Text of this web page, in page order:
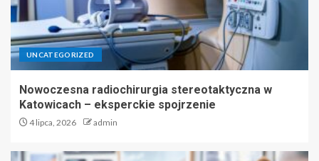
UNCATEGORIZED
Nowoczesna radiochirurgia stereotaktyczna w
Katowicach – eksperckie spojrzenie
4 lipca, 2026 admin